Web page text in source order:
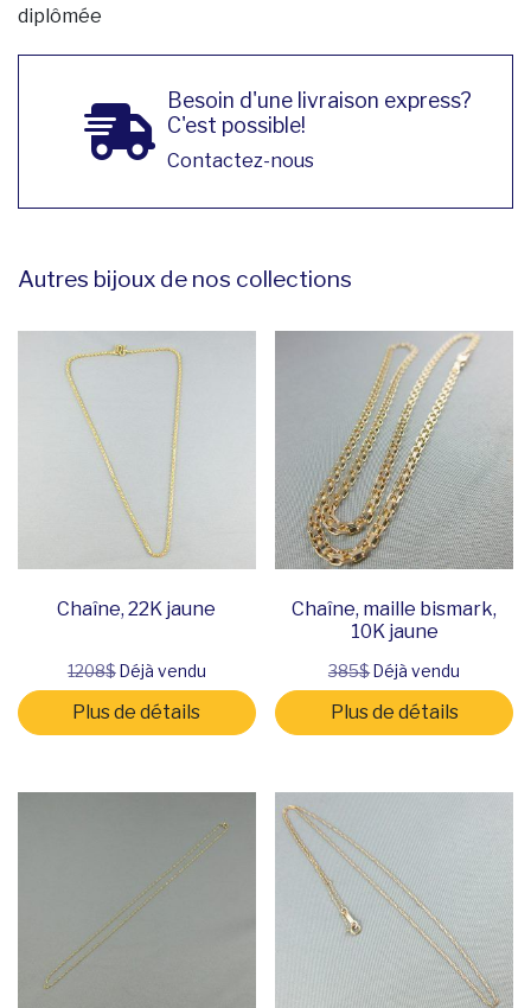
diplômée
Besoin d'une livraison express?
C'est possible!
Contactez-nous
Autres bijoux de nos collections
Chaîne, 22K jaune
1208$Déjà vendu
Plus de détails
Chaîne, maille bismark,
10K jaune
385$Déjà vendu
Plus de détails